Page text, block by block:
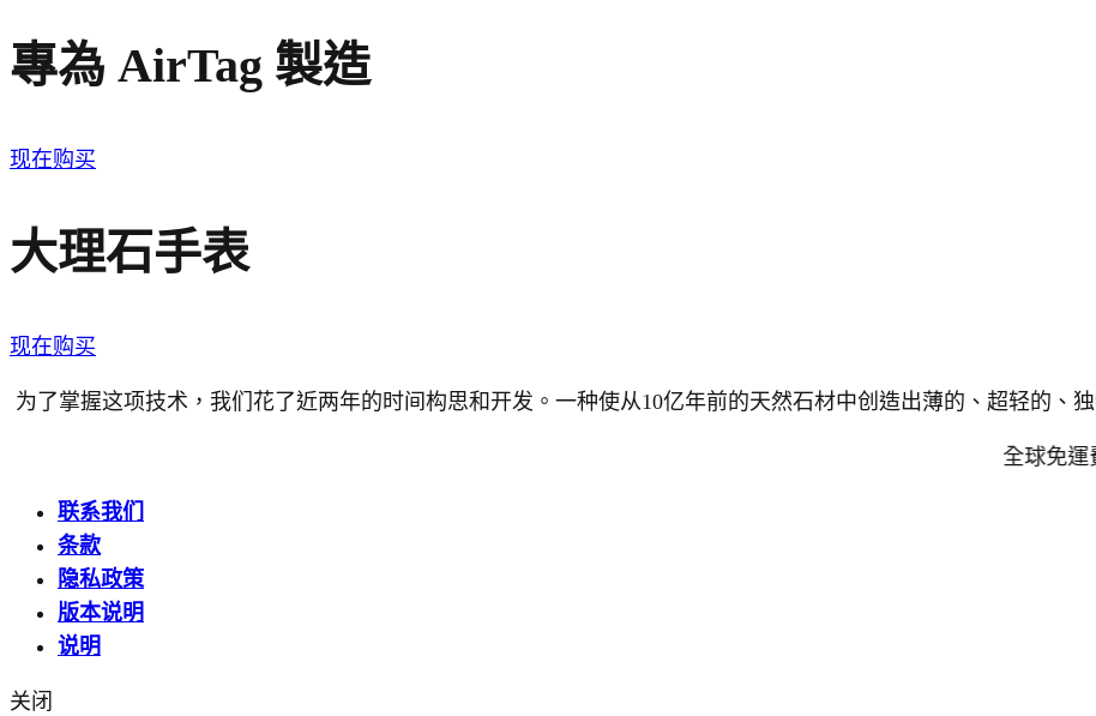
專為 AirTag 製造
现在购买
大理石手表
现在购买
为了掌握这项技术，我们花了近两年的时间构思和开发。一种使从10亿年前的天然石材中创造出薄的、超轻的、
全球免運費
联系我们
条款
隐私政策
版本说明
说明
关闭